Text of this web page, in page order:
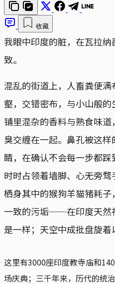
收藏
我眼中印度的脏，在瓦拉
致。
混乱的街道上，人畜粪便
壑，交错密布，与小山般
铺里混杂的香料与熟食味
臭交缠在一起。鼻孔被这
睛，在确认不会每一步都
时时占领着墙脚、心无旁骛
栖身其中的猴狗羊猫猪耗
一致的污垢──在印度天然
是一样；天空中成批盘旋着
这里有3000座印度教寺庙和
场庆典；三千年来，历代的统